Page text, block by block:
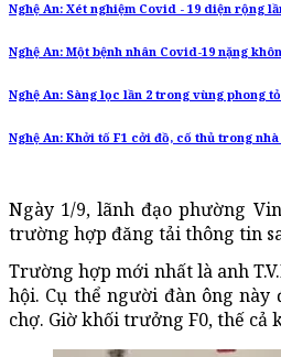
Nghệ An: Xét nghiệm Covid - 19 diện rộng
Nghệ An: Một bệnh nhân Covid-19 nặng
Nghệ An: Sàng lọc lần 2 trong vùng phong
Nghệ An: Khởi tố F1 cởi đồ, cố thủ trong
Ngày 1/9, lãnh đạo phường
trường hợp đăng tải thông tin
Trường hợp mới nhất là anh
hội. Cụ thể người đàn ông
chợ. Giờ khối trưởng F0, thế cả